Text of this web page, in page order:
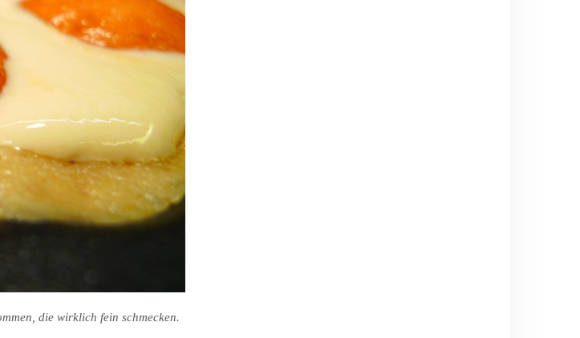
die wirklich fein schmecken.